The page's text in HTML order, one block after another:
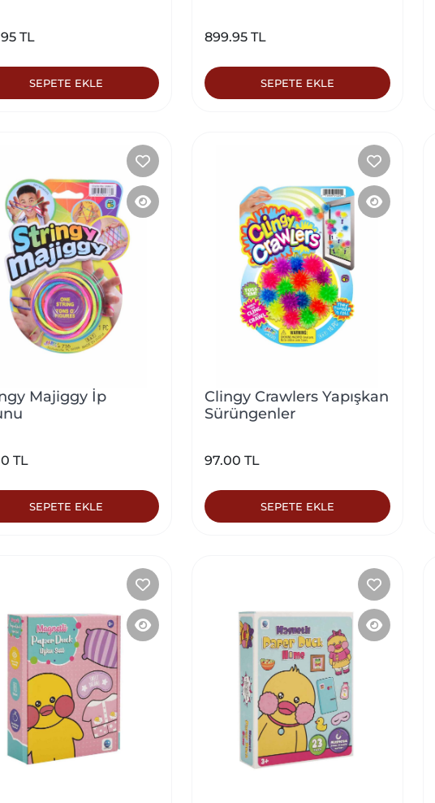
TL
SEPETE EKLE
899.95 TL
SEPETE EKLE
Majiggy İp
TL
SEPETE EKLE
Clingy Crawlers Yapışkan
Sürüngenler
97.00 TL
SEPETE EKLE